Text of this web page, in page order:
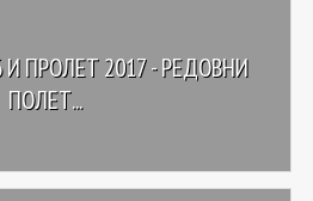
И ПРОЛЕТ 2017 - РЕДОВНИ
ПОЛЕТ...